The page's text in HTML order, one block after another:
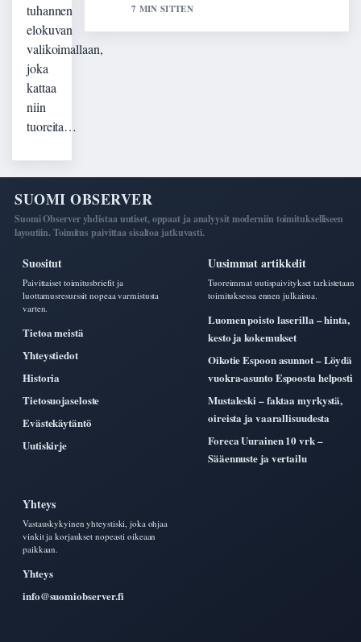
tuhannen
elokuvan
valikoimallaan,
joka
kattaa
niin
tuoreita…
7 MIN SITTEN
SUOMI OBSERVER
Suomi Observer yhdistaa uutiset, oppaat ja analyysit moderniin toimitukselliseen
layoutiin. Toimitus paivittaa sisaltoa jatkuvasti.
Suositut
Paivittaiset toimitusbriefit ja
luottamusresurssit nopeaa varmistusta
varten.
Tietoa meistä
Yhteystiedot
Historia
Tietosuojaseloste
Evästekäytäntö
Uutiskirje
Uusimmat artikkelit
Tuoreimmat uutispaivitykset tarkistetaan
toimituksessa ennen julkaisua.
Luomen poisto laserilla – hinta,
kesto ja kokemukset
Oikotie Espoon asunnot – Löydä
vuokra-asunto Espoosta helposti
Mustaleski – faktaa myrkystä,
oireista ja vaarallisuudesta
Foreca Uurainen 10 vrk –
Sääennuste ja vertailu
Yhteys
Vastauskykyinen yhteystiski, joka ohjaa
vinkit ja korjaukset nopeasti oikeaan
paikkaan.
Yhteys
info@suomiobserver.fi